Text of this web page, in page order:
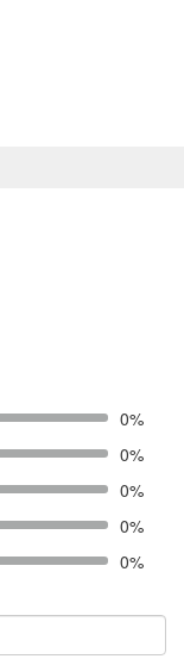
0%
0%
0%
0%
0%